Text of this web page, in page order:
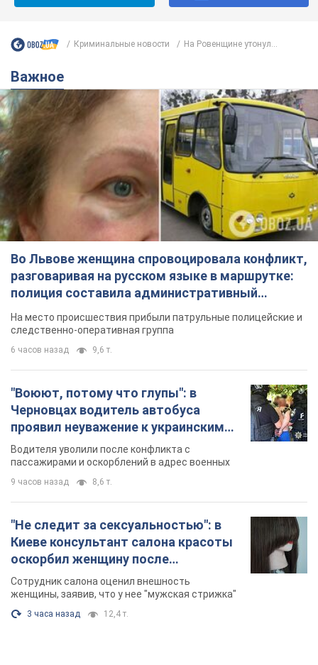
Криминальные новости На Ровенщине утонул...
Важное
Во Львове женщина спровоцировала конфликт,
разговаривая на русском языке в маршрутке:
полиция составила административный
протокол. Видео
На место происшествия прибыли патрульные полицейские и
следственно-оперативная группа
6 часов назад 9,6 т.
"Воюют, потому что глупы": в
Черновцах водитель автобуса
проявил неуважение к украинским
военным и поплатился за это.
Видео
Водителя уволили после конфликта с
пассажирами и оскорблений в адрес военных
9 часов назад 8,6 т.
"Не следит за сексуальностью": в
Киеве консультант салона красоты
оскорбил женщину после
химиотерапии, разгорелся скандал.
Фото
Сотрудник салона оценил внешность
женщины, заявив, что у нее "мужская стрижка"
3 часа назад 12,4 т.